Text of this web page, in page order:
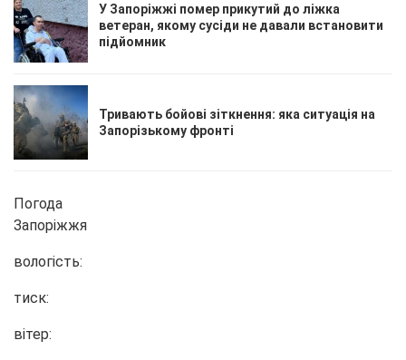
У Запоріжжі помер прикутий до ліжка
ветеран, якому сусіди не давали встановити
підйомник
Тривають бойові зіткнення: яка ситуація на
Запорізькому фронті
Погода
Запоріжжя
вологість:
тиск:
вітер: